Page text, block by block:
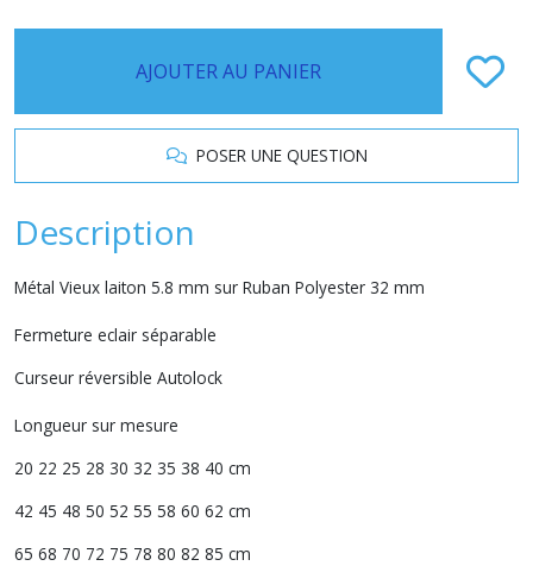
AJOUTER AU PANIER
POSER UNE QUESTION
Description
Métal Vieux laiton 5.8 mm sur Ruban Polyester 32 mm
Fermeture eclair séparable
Curseur réversible Autolock
Longueur sur mesure
20 22 25 28 30 32 35 38 40 cm
42 45 48 50 52 55 58 60 62 cm
65 68 70 72 75 78 80 82 85 cm